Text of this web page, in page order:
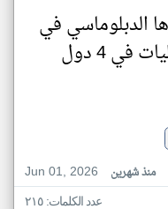
الدبلوماسي في
إفريقيا بافتتاح ممثليات في 4 دول
Jun 01, 2026
منذ شهرين
عدد الكلمات: ٢١٥